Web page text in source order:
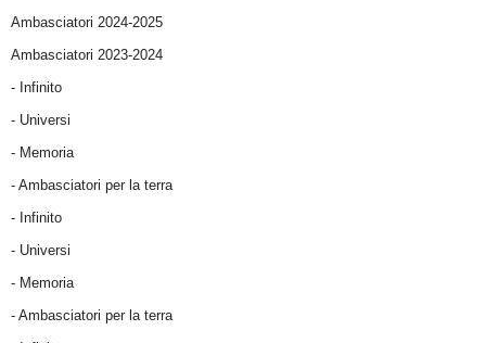
Ambasciatori 2024-2025
Ambasciatori 2023-2024
- Infinito
- Universi
- Memoria
- Ambasciatori per la terra
- Infinito
- Universi
- Memoria
- Ambasciatori per la terra